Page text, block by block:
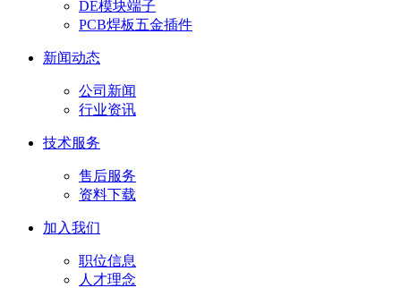
DE模块端子
PCB焊板五金插件
新闻动态
公司新闻
行业资讯
技术服务
售后服务
资料下载
加入我们
职位信息
人才理念